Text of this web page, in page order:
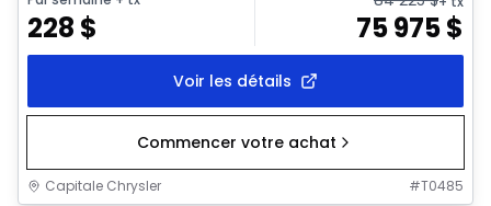
228 $ 75 975$
Voir les détails
Commencer votre achat
Capitale Chrysler #T0485